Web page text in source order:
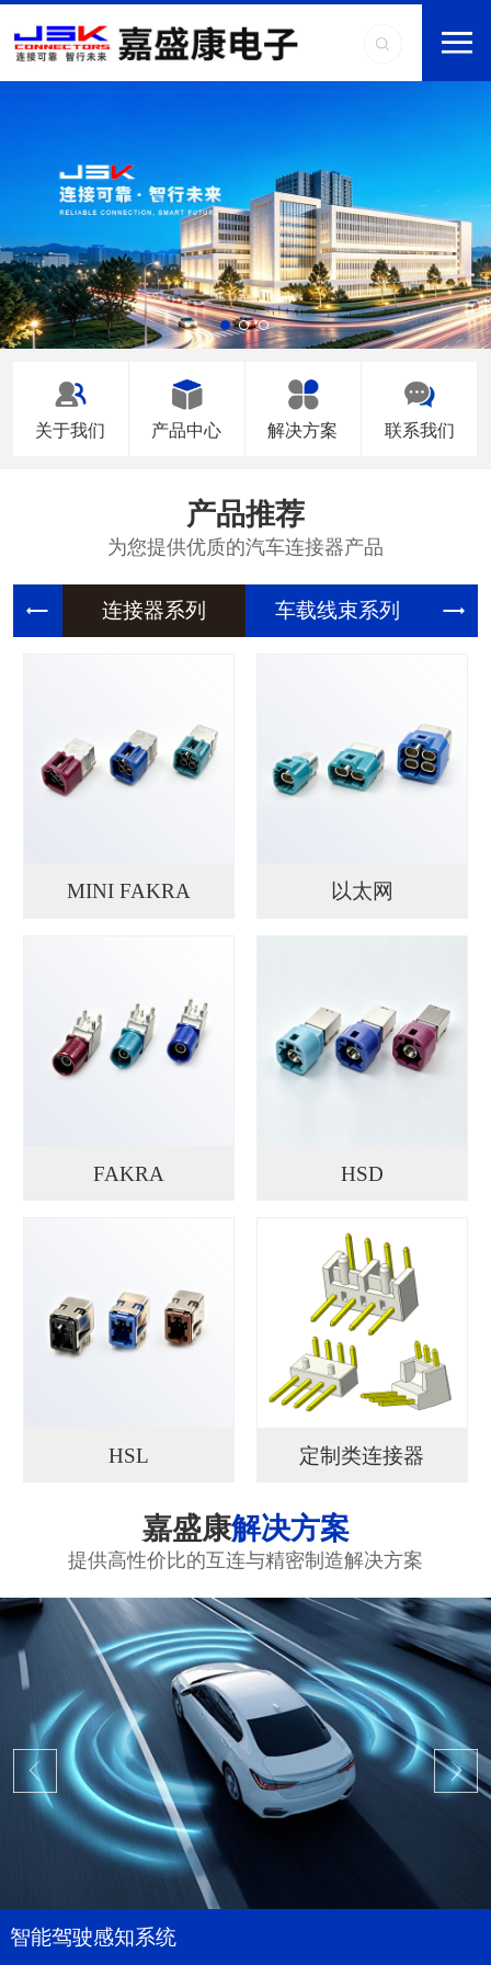
关于我们 产品中心 解决方案 联系我们
产品推荐
为您提供优质的汽车连接器产品
连接器系 车载线束 精
MINI FAKRA 以太网
FAKRA HSD
HSL 定制类连接器
嘉盛康解决方案
提供高性价比的互连与精密制造解决方案
智能驾驶感知系统